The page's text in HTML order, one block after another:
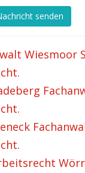
senden
Wiesmoor